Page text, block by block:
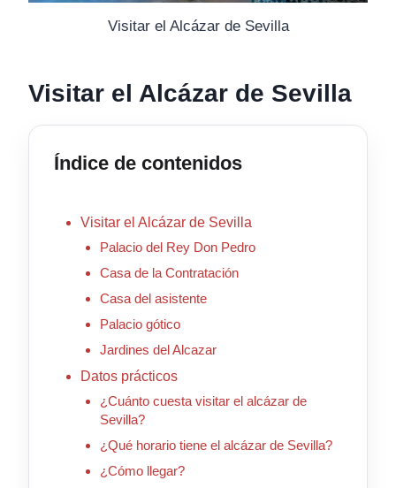
Visitar el Alcázar de Sevilla
Visitar el Alcázar de Sevilla
Índice de contenidos
Visitar el Alcázar de Sevilla
Palacio del Rey Don Pedro
Casa de la Contratación
Casa del asistente
Palacio gótico
Jardines del Alcazar
Datos prácticos
¿Cuánto cuesta visitar el alcázar de
Sevilla?
¿Qué horario tiene el alcázar de Sevilla?
¿Cómo llegar?